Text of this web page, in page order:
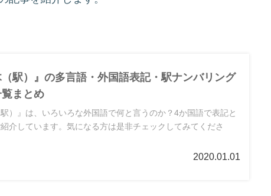
（駅）』の多言語・外国語表記・駅ナンバリング
まとめ
駅）』は、いろいろな外国語で何と言うのか？4か国語で表記と
介しています。気になる方は是非チェックしてみてくださ
2020.01.01